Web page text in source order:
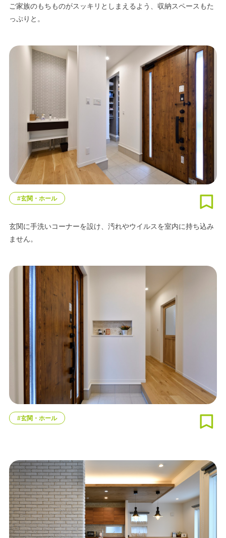
ご家族のもちものがスッキリとしまえるよう、収納スペースもた
っぷりと。
#玄関・ホール
玄関に手洗いコーナーを設け、汚れやウイルスを室内に持ち込み
ません。
#玄関・ホール